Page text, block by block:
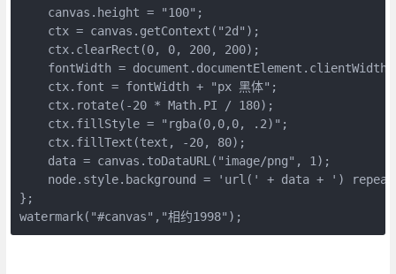
    canvas.height = "100";
    ctx = canvas.getContext("2d");
    ctx.clearRect(0, 0, 200, 200);
fontWidth = document.documentElement.clientWidth
    ctx.font = fontWidth + "px 黑体";
    ctx.rotate(-20 * Math.PI / 180);
    ctx.fillStyle = "rgba(0,0,0, .2)";
    ctx.fillText(text, -20, 80);
    data = canvas.toDataURL("image/png", 1);
node.style.background = 'url(' + data + ')
};
watermark("#canvas","相约1998");